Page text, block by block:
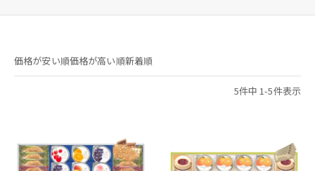
価格が安い順価格が高い順新着順
5件中 1-5件表示